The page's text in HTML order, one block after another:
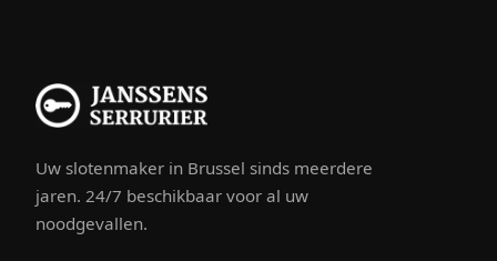
Uw slotenmaker in Brussel sinds meerdere
jaren. 24/7 beschikbaar voor al uw
noodgevallen.